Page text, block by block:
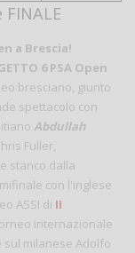
a Brescia!
6 PSA Open
bresciano, giunto
spettacolo con
Abdullah
Fuller,
stanco dalla
con l'inglese
ASSI di II
internazionale
sul milanese Adolfo